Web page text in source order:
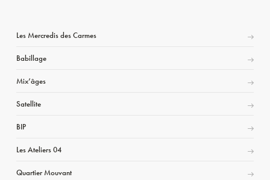
Les Mercredis des Carmes
Babillage
Mix’âges
Satellite
BIP
Les Ateliers 04
Quartier Mouvant